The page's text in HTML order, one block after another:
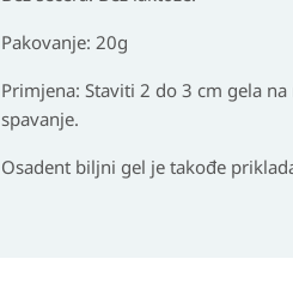
Pakovanje: 20g
Primjena: Staviti 2 do 3 cm gela
spavanje.
Osadent biljni gel je takođe